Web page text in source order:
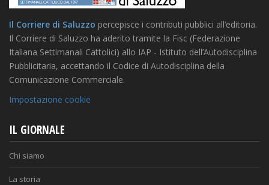
Il Corriere di Saluzzo percepisce i contributi pubblici all’editoria.
Il Corriere di Saluzzo ha aderito tramite la Fisc (Federazione
Italiana Settimanali Cattolici) allo IAP - Istituto dell’Autodisciplina
Pubblicitaria, accettando il Codice di Autodisciplina della
Comunicazione Commerciale.
Impostazione cookie
IL GIORNALE
Chi siamo
La storia